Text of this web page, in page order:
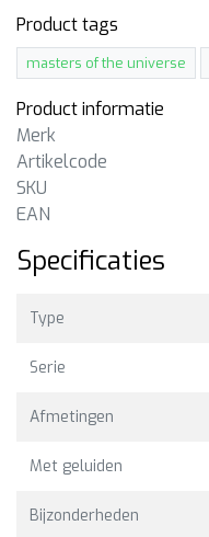
Product tags
masters of the universe
Product informatie
Merk
Artikelcode
SKU
EAN
Specificaties
Type
Serie
Afmetingen
Met geluiden
Bijzonderheden
Man-At-Arms
At-Arms uit de Masters of
Universe Chronicles serie
€35,00